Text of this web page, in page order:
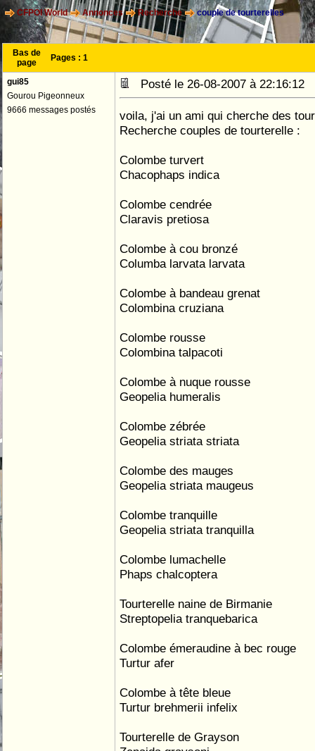
CFPOI World Annonces Recherche couple de tourterelles
Bas de
page
Pages : 1
gui85
Gourou Pigeonneux
9666 messages postés
Posté le 26-08-2007 à 22:16:12
voila, j'ai un ami qui cherche des
Recherche couples de tourterelle :
Colombe turvert
Chacophaps indica
Colombe cendrée
Claravis pretiosa
Colombe à cou bronzé
Columba larvata larvata
Colombe à bandeau grenat
Colombina cruziana
Colombe rousse
Colombina talpacoti
Colombe à nuque rousse
Geopelia humeralis
Colombe zébrée
Geopelia striata striata
Colombe des mauges
Geopelia striata maugeus
Colombe tranquille
Geopelia striata tranquilla
Colombe lumachelle
Phaps chalcoptera
Tourterelle naine de Birmanie
Streptopelia tranquebarica
Colombe émeraudine à bec rouge
Turtur afer
Colombe à tête bleue
Turtur brehmerii infelix
Tourterelle de Grayson